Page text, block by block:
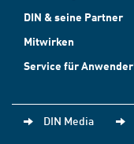
DIN & seine Partner
Mitwirken
Service für
DIN Media